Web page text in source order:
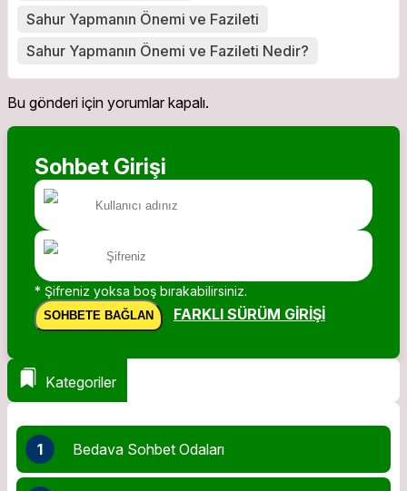
Sahur Yapmanın Önemi ve Fazileti
Sahur Yapmanın Önemi ve Fazileti Nedir?
Bu gönderi için yorumlar kapalı.
Sohbet Girişi
* Şifreniz yoksa boş bırakabilirsiniz.
SOHBETE BAĞLAN FARKLI SÜRÜM GIRIŞI
Kategoriler
1 Bedava Sohbet Odaları